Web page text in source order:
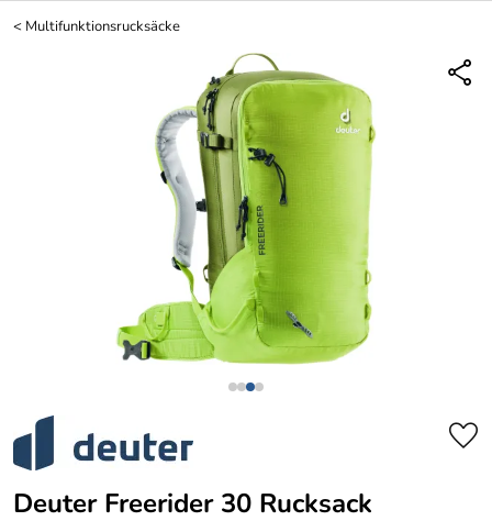
< Multifunktionsrucksäcke
Deuter Freerider 30 Rucksack